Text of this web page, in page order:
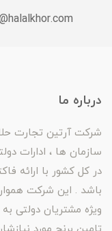
درباره ما
شرکت آرتین تجارت
سازمان ها ، ادارات
در کل کشور با ارائه
باشد . این شرکت
ویژه مشتریان دولتی